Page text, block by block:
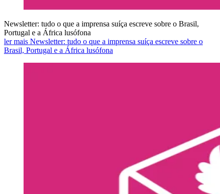
Newsletter: tudo o que a imprensa suíça escreve sobre o Brasil,
Portugal e a África lusófona
ler mais Newsletter: tudo o que a imprensa suíça escreve sobre o
Brasil, Portugal e a África lusófona